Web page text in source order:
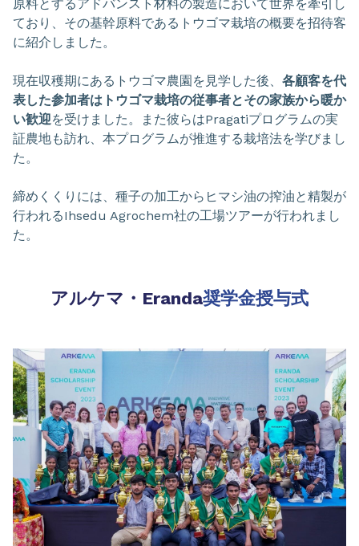
原料とするアドバンスト材料の製造において世界を牽引し
ており、その基幹原料であるトウゴマ栽培の概要を招待客
に紹介しました。
現在収穫期にあるトウゴマ農園を見学した後、 各顧客を代
表した参加者はトウゴマ栽培の従事者とその家族から暖か
い歓迎を受けました。また彼らはPragatiプログラムの実
証農地も訪れ、本プログラムが推進する栽培法を学びまし
た。
締めくくりには、種子の加工からヒマシ油の搾油と精製が
行われるIhsedu Agrochem社の工場ツアーが行われまし
た。
アルケマ・Eranda奨学金授与式